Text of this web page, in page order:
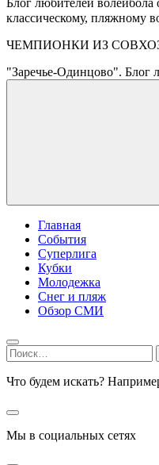
классическому, пляжному
ЧЕМПИОНКИ ИЗ
"Заречье-Одинцово". Блог
Главная
События
Суперлига
Кубки
Молодежка
Снег и пляж
Обзор СМИ
Найти:
Что будем искать?
Мы в социальных сетях